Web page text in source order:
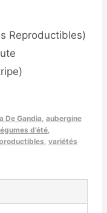
Reproductibles)
De Gandia aubergine
d’été
variétés